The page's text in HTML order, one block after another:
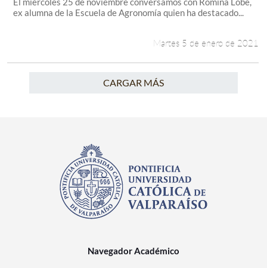
ex alumna de la Escuela de Agronomía quien ha destacado...
Martes 5 de enero de 2021
CARGAR MÁS
Navegador Académico